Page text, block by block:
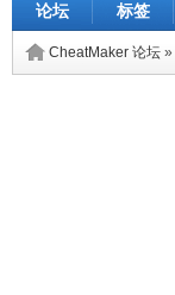
论坛 标签
CheatMaker 论坛 »